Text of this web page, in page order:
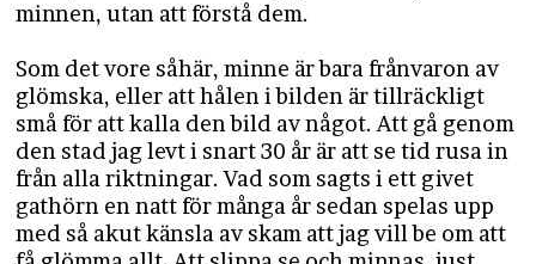
minnen, utan att förstå dem.
Som det vore såhär, minne är bara frånvaron av
glömska, eller att hålen i bilden är tillräckligt
små för att kalla den bild av något. Att gå genom
den stad jag levt i snart 30 år är att se tid rusa in
från alla riktningar. Vad som sagts i ett givet
gathörn en natt för många år sedan spelas upp
med så akut känsla av skam att jag vill be om att